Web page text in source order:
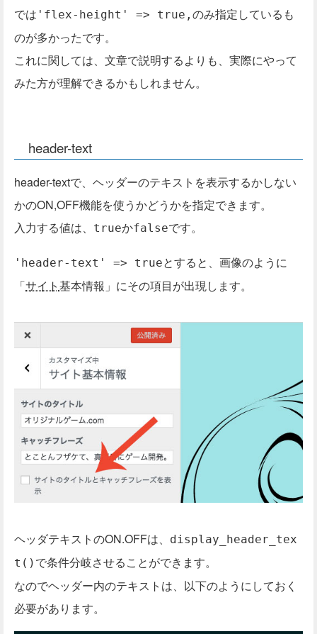
では 'flex-height' => true, のみ指定しているも
のが多かったです。
これに関しては、文章で説明するよりも、実際にやって
みた方が理解できるかもしれません。
header-text
header-textで、ヘッダーのテキストを表示するかしない
かのON,OFF機能を使うかどうかを指定できます。
入力する値は、
trueかfalseです。
'header-text' => trueとすると、画像のように
「サイト基本情報」にその項目が出現します。
ヘッダテキストのON.OFFは、
display_header_tex
t() で条件分岐させることができます。
なのでヘッダー内のテキストは、以下のようにしておく
必要があります。